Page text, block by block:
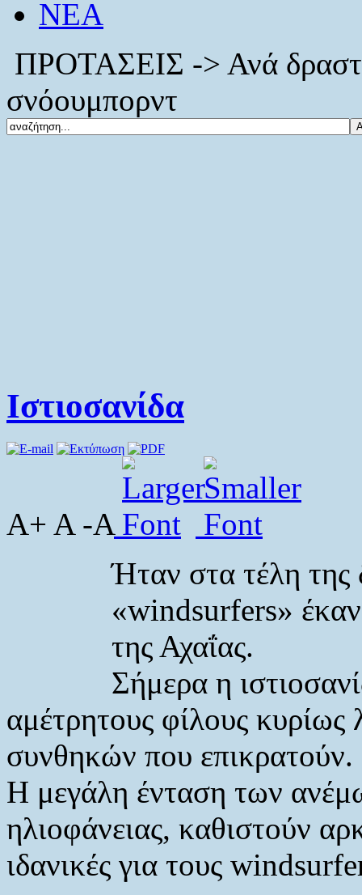
ΝΕΑ
ΠΡΟΤΑΣΕΙΣ -> Ανά
σνόουμπορντ
Ιστιοσανίδα
A+ A -A
Ήταν στα τέλη της
«windsurfers»
της Αχαΐας.
Σήμερα η
αμέτρητους φίλους
συνθηκών που επικρατούν.
Η μεγάλη ένταση των
ηλιοφάνειας, καθιστούν
ιδανικές για τους